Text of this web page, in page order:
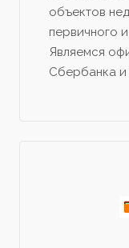
объектов
первичного
Являемся
Сбербанка и